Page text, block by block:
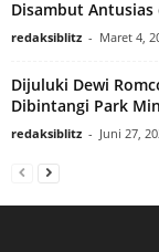
Disambut Antusias
redaksiblitz - Maret 4,
Dijuluki Dewi
Dibintangi Park
redaksiblitz - Juni 27,